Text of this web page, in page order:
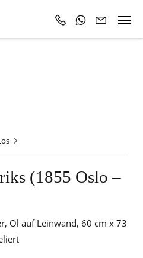
(1855 Oslo –
Öl auf Leinwand, 60 cm x 73